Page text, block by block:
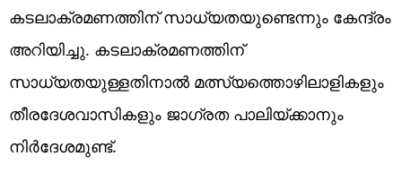
കടലാക്രമണത്തിന് സാധ്യതയുണ്ടെന്നും കേന്ദ്രം
അറിയിച്ചു. കടലാക്രമണത്തിന്
സാധ്യതയുള്ളതിനാല്‍ മത്സ്യത്തൊഴിലാളികളും
തീരദേശവാസികളും ജാഗ്രത പാലിയ്ക്കാനും
നിര്‍ദേശമുണ്ട്.